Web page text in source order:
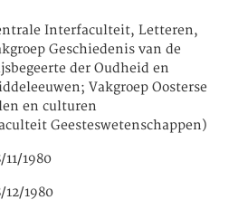
Interfaculteit, Letteren,
Geschiedenis van de
der Oudheid en
Vakgroep Oosterse
en culturen
Geesteswetenschappen)
11/1980
12/1980